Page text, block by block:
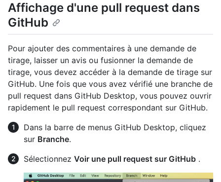
Affichage d'une pull request dans
GitHub
Pour ajouter des commentaires à une demande de
tirage, laisser un avis ou fusionner la demande de
tirage, vous devez accéder à la demande de tirage sur
GitHub. Une fois que vous avez vérifié une branche de
pull request dans GitHub Desktop, vous pouvez ouvrir
rapidement le pull request correspondant sur GitHub.
Dans la barre de menus GitHub Desktop, cliquez
sur Branche.
Sélectionnez Voir une pull request sur GitHub .